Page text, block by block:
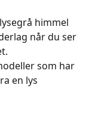
himmel
når du ser
som har
en lys